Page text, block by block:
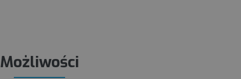
Możliwości